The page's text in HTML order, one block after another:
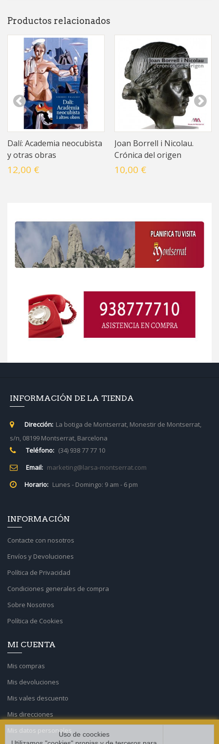
Productos relacionados
Dalí: Academia neocubista
y otras obras
12,00 €
Joan Borrell i Nicolau.
Crónica del origen
10,00 €
INFORMACIÓN DE LA TIENDA
Dirección: La botiga de Montserrat, Monestir de Montserrat,
s/n, 08199 Montserrat, Barcelona
Teléfono: (34) 938 77 77 10
Email: marketing@larsa-montserrat.com
Horario: Lunes - Domingo: 9 am - 6 pm
INFORMACIÓN
Contacte con nosotros
Envíos y Devoluciones
Política de Privacidad
Condiciones generales de compra
Sobre Nosotros
Política de Cookies
MI CUENTA
Mis compras
Mis devoluciones
Mis vales descuento
Mis direcciones
Mis datos personalesUso de coockies